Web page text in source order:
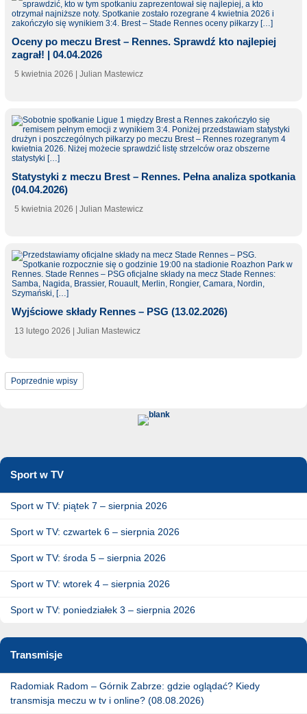
Oceny po meczu Brest – Rennes. Sprawdź kto najlepiej
zagrał! | 04.04.2026
5 kwietnia 2026 | Julian Mastewicz
Statystyki z meczu Brest – Rennes. Pełna analiza spotkania
(04.04.2026)
5 kwietnia 2026 | Julian Mastewicz
Wyjściowe składy Rennes – PSG (13.02.2026)
13 lutego 2026 | Julian Mastewicz
Poprzednie wpisy
Sport w TV
Sport w TV: piątek 7 – sierpnia 2026
Sport w TV: czwartek 6 – sierpnia 2026
Sport w TV: środa 5 – sierpnia 2026
Sport w TV: wtorek 4 – sierpnia 2026
Sport w TV: poniedziałek 3 – sierpnia 2026
Transmisje
Radomiak Radom – Górnik Zabrze: gdzie oglądać? Kiedy
transmisja meczu w tv i online? (08.08.2026)